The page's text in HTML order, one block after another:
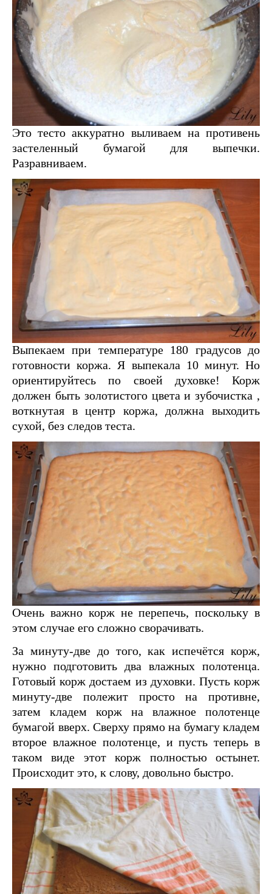
Это тесто аккуратно выливаем на противень
застеленный бумагой для выпечки.
Разравниваем.
Выпекаем при температуре 180 градусов до
готовности коржа. Я выпекала 10 минут. Но
ориентируйтесь по своей духовке! Корж
должен быть золотистого цвета и зубочистка ,
воткнутая в центр коржа, должна выходить
сухой, без следов теста.
Очень важно корж не перепечь, поскольку в
этом случае его сложно сворачивать.
За минуту-две до того, как испечётся корж,
нужно подготовить два влажных полотенца.
Готовый корж достаем из духовки. Пусть корж
минуту-две полежит просто на противне,
затем кладем корж на влажное полотенце
бумагой вверх. Сверху прямо на бумагу кладем
второе влажное полотенце, и пусть теперь в
таком виде этот корж полностью остынет.
Происходит это, к слову, довольно быстро.